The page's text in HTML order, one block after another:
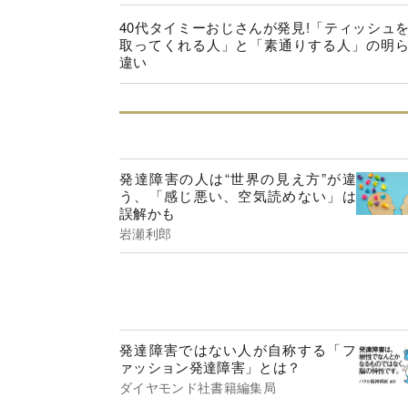
40代タイミーおじさんが発見!「ティッシュ
取ってくれる人」と「素通りする人」の明
違い
発達障害の人は“世界の見え方”が違
う、「感じ悪い、空気読めない」は
誤解かも
岩瀬利郎
発達障害ではない人が自称する「フ
ァッション発達障害」とは？
ダイヤモンド社書籍編集局